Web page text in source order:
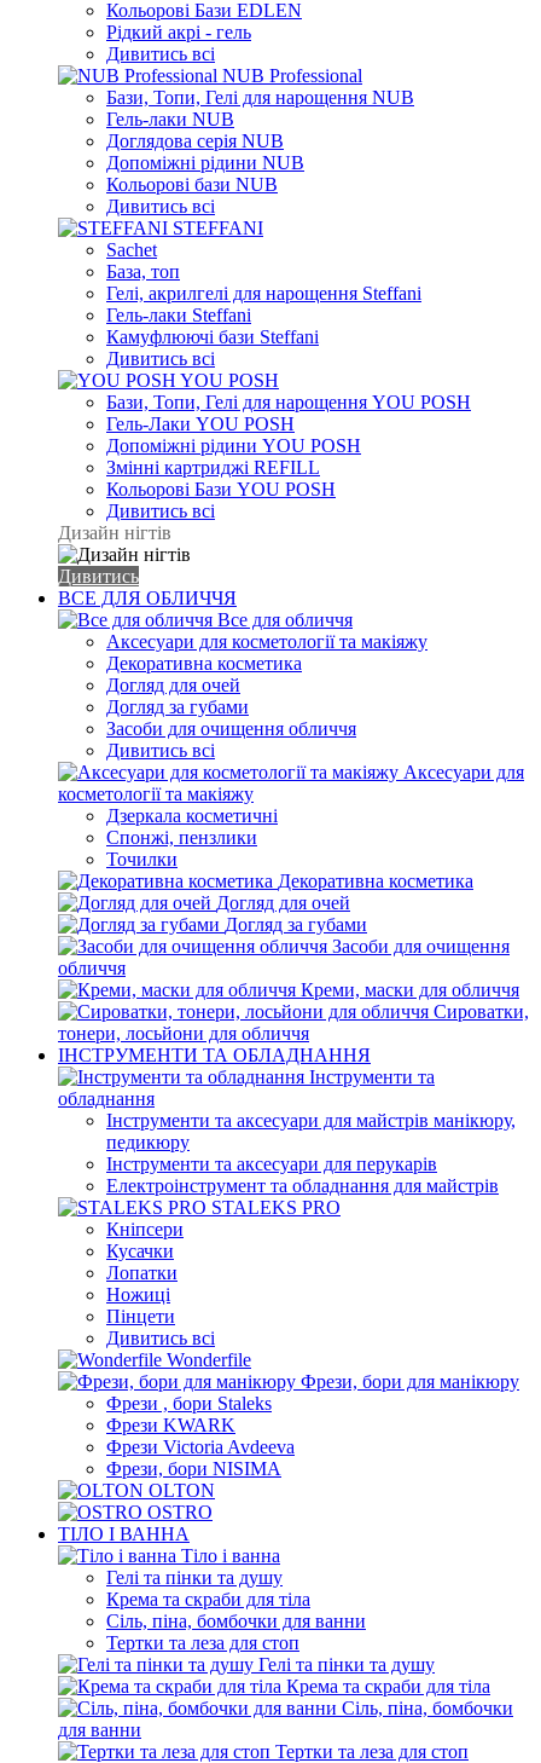
Кольорові Бази EDLEN
Рідкий акрі - гель
Дивитись всі
NUB Professional
Бази, Топи, Гелі для нарощення NUB
Гель-лаки NUB
Доглядова серія NUB
Допоміжні рідини NUB
Кольорові бази NUB
Дивитись всі
STEFFANI
Sachet
База, топ
Гелі, акрилгелі для нарощення Steffani
Гель-лаки Steffani
Камуфлюючі бази Steffani
Дивитись всі
YOU POSH
Бази, Топи, Гелі для нарощення YOU POSH
Гель-Лаки YOU POSH
Допоміжні рідини YOU POSH
Змінні картриджі REFILL
Кольорові Бази YOU POSH
Дивитись всі
Дизайн нігтів
Дивитись
ВСЕ ДЛЯ ОБЛИЧЧЯ
Все для обличчя
Аксесуари для косметології та макіяжу
Декоративна косметика
Догляд для очей
Догляд за губами
Засоби для очищення обличчя
Дивитись всі
Аксесуари для
косметології та макіяжу
Дзеркала косметичні
Спонжі, пензлики
Точилки
Декоративна косметика
Догляд для очей
Догляд за губами
Засоби для очищення
обличчя
Креми, маски для обличчя
Сироватки,
тонери, лосьйони для обличчя
ІНСТРУМЕНТИ ТА ОБЛАДНАННЯ
Інструменти та
обладнання
Інструменти та аксесуари для майстрів манікюру,
педикюру
Інструменти та аксесуари для перукарів
Електроінструмент та обладнання для майстрів
STALEKS PRO
Кніпсери
Кусачки
Лопатки
Ножиці
Пінцети
Дивитись всі
Wonderfile
Фрези, бори для манікюру
Фрези , бори Staleks
Фрези KWARK
Фрези Victoria Avdeeva
Фрези, бори NISIMA
OLTON
OSTRO
ТІЛО І ВАННА
Тіло і ванна
Гелі та пінки та душу
Крема та скраби для тіла
Сіль, піна, бомбочки для ванни
Тертки та леза для стоп
Гелі та пінки та душу
Крема та скраби для тіла
Сіль, піна, бомбочки
для ванни
Тертки та леза для стоп